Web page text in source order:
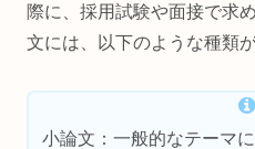
際に、採用試験や面接で求
文には、以下のような種類
小論文：一般的なテーマ